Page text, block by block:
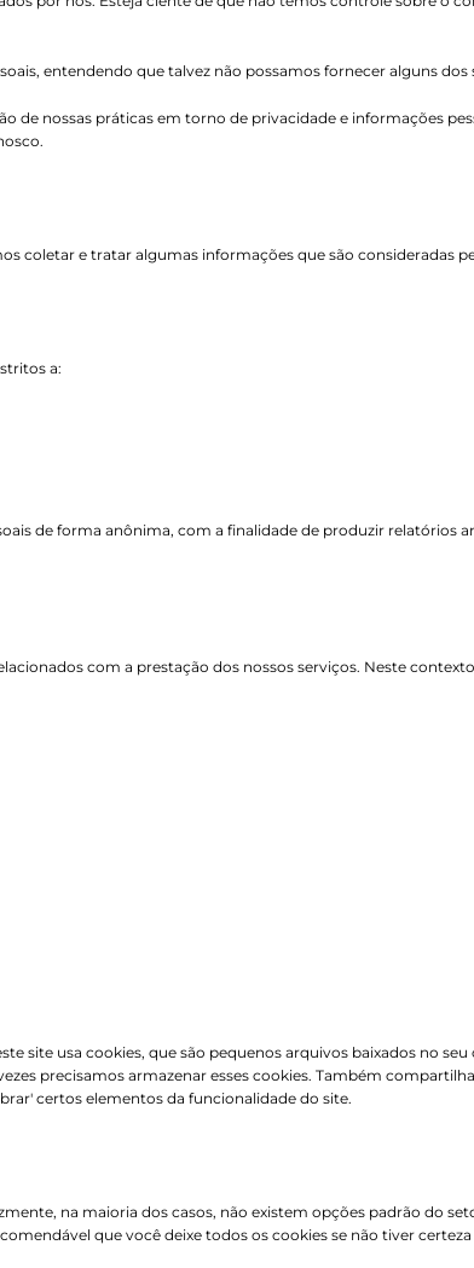
entendendo que talvez não possamos fornecer alguns dos
de nossas práticas em torno de privacidade e informações
coletar e tratar algumas informações que são consideradas
a:
de forma anônima, com a finalidade de produzir relatórios
com a prestação dos nossos serviços. Neste
site usa cookies, que são pequenos arquivos baixados no
precisamos armazenar esses cookies. Também
certos elementos da funcionalidade do site.
na maioria dos casos, não existem opções padrão do
que você deixe todos os cookies se não tiver